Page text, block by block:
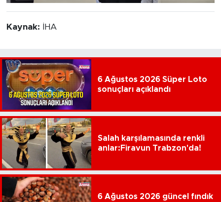
Kaynak: İHA
6 Ağustos 2026 Süper Loto
sonuçları açıklandı
Salah karşılamasında renkli
anlar:Firavun Trabzon'da!
6 Ağustos 2026 güncel fındık